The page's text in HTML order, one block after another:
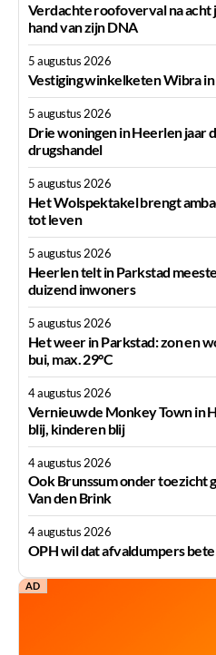
Verdachte roofoverval na acht
hand van zijn DNA
5 augustus 2026
Vestiging winkelketen Wibra
5 augustus 2026
Drie woningen in Heerlen jaar
drugshandel
5 augustus 2026
Het Wolspektakel brengt
tot leven
5 augustus 2026
Heerlen telt in Parkstad
duizend inwoners
5 augustus 2026
Het weer in Parkstad: zon en
bui, max. 29°C
4 augustus 2026
Vernieuwde Monkey Town in
blij, kinderen blij
4 augustus 2026
Ook Brunssum onder toezicht
Van den Brink
4 augustus 2026
OPH wil dat afvaldumpers
AD